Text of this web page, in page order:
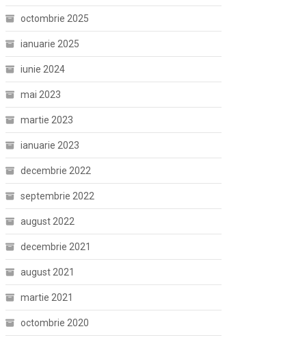
octombrie 2025
ianuarie 2025
iunie 2024
mai 2023
martie 2023
ianuarie 2023
decembrie 2022
septembrie 2022
august 2022
decembrie 2021
august 2021
martie 2021
octombrie 2020